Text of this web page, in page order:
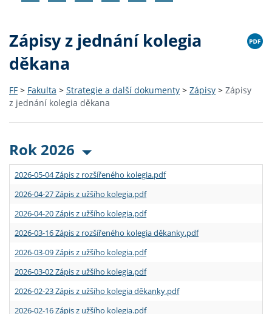
Zápisy z jednání kolegia
děkana
FF > Fakulta > Strategie a další dokumenty > Zápisy > Zápisy
z jednání kolegia děkana
Rok 2026
2026-05-04 Zápis z rozšířeného kolegia.pdf
2026-04-27 Zápis z užšího kolegia.pdf
2026-04-20 Zápis z užšího kolegia.pdf
2026-03-16 Zápis z rozšířeného kolegia děkanky.pdf
2026-03-09 Zápis z užšího kolegia.pdf
2026-03-02 Zápis z užšího kolegia.pdf
2026-02-23 Zápis z užšího kolegia děkanky.pdf
2026-02-16 Zápis z užšího kolegia.pdf